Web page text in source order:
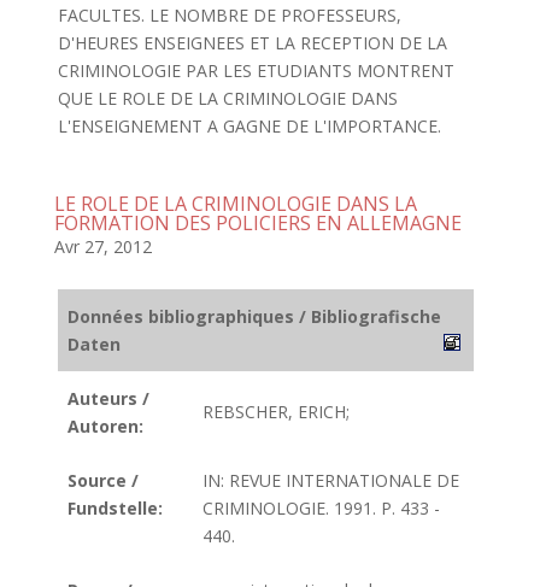
FACULTES. LE NOMBRE DE PROFESSEURS,
D'HEURES ENSEIGNEES ET LA RECEPTION DE LA
CRIMINOLOGIE PAR LES ETUDIANTS MONTRENT
QUE LE ROLE DE LA CRIMINOLOGIE DANS
L'ENSEIGNEMENT A GAGNE DE L'IMPORTANCE.
LE ROLE DE LA CRIMINOLOGIE DANS LA
FORMATION DES POLICIERS EN ALLEMAGNE
Avr 27, 2012
Données bibliographiques / Bibliografische
Daten
Auteurs /
Autoren:
REBSCHER, ERICH;
Source /
Fundstelle:
IN: REVUE INTERNATIONALE DE
CRIMINOLOGIE. 1991. P. 433 -
440.